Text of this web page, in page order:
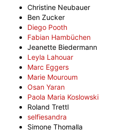
Christine Neubauer
Ben Zucker
Diego Pooth
Fabian Hambüchen
Jeanette Biedermann
Leyla Lahouar
Marc Eggers
Marie Mouroum
Osan Yaran
Paola Maria Koslowski
Roland Trettl
selfiesandra
Simone Thomalla